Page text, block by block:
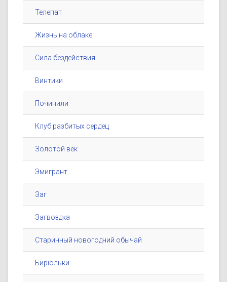
Телепат
Жизнь на облаке
Сила бездействия
Винтики
Починили
Клуб разбитых сердец
Золотой век
Эмигрант
Заг
Загвоздка
Старинный новогодний обычай
Бирюльки